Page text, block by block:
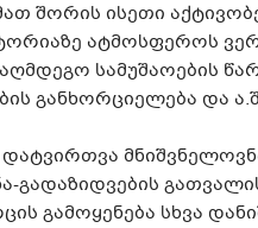
შორის ისეთი
ატმოსფეროს
სამუშაოების
განხორციელება და
გამოყენება სხვა